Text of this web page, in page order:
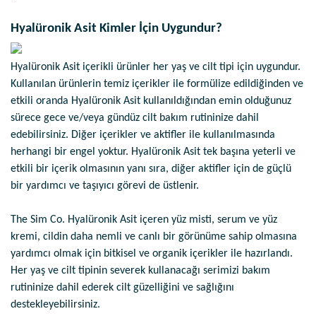
Hyalüronik Asit Kimler İçin Uygundur?
Hyalüronik Asit içerikli ürünler her yaş ve cilt tipi için uygundur.
Kullanılan ürünlerin temiz içerikler ile formülize edildiğinden ve
etkili oranda Hyalüronik Asit kullanıldığından emin olduğunuz
sürece gece ve/veya gündüz cilt bakım rutininize dahil
edebilirsiniz. Diğer içerikler ve aktifler ile kullanılmasında
herhangi bir engel yoktur. Hyalüronik Asit tek başına yeterli ve
etkili bir içerik olmasının yanı sıra, diğer aktifler için de güçlü
bir yardımcı ve taşıyıcı görevi de üstlenir.
The Sim Co. Hyalüronik Asit içeren yüz misti, serum ve yüz
kremi, cildin daha nemli ve canlı bir görünüme sahip olmasına
yardımcı olmak için bitkisel ve organik içerikler ile hazırlandı.
Her yaş ve cilt tipinin severek kullanacağı serimizi bakım
rutininize dahil ederek cilt güzelliğini ve sağlığını
destekleyebilirsiniz.